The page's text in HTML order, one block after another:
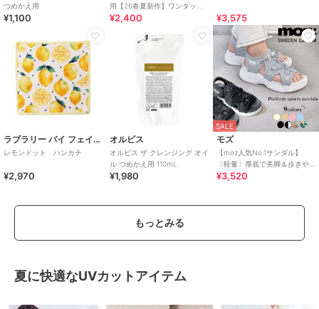
つめかえ用
¥1,100
用【26春夏新作】ワンタッチ
晴雨兼用 折りたたみ傘 /G-
¥2,400 ¥3,575
ラブラリー バイ フェイラー
レモンドット ハンカチ
¥2,970
オルビス
オルビス ザ クレンジング オイ
ル つめかえ用 110mL
¥1,980
SALE
モズ
【moz人気No.1サンダル】
〔軽量〕厚底で美脚＆歩きや
すい！疲れにくいフィット感
¥3,520
もっとみる
夏に快適なUVカットアイテム